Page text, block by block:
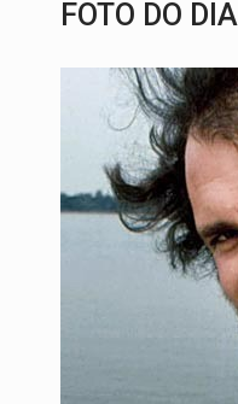
FOTO DO DIA